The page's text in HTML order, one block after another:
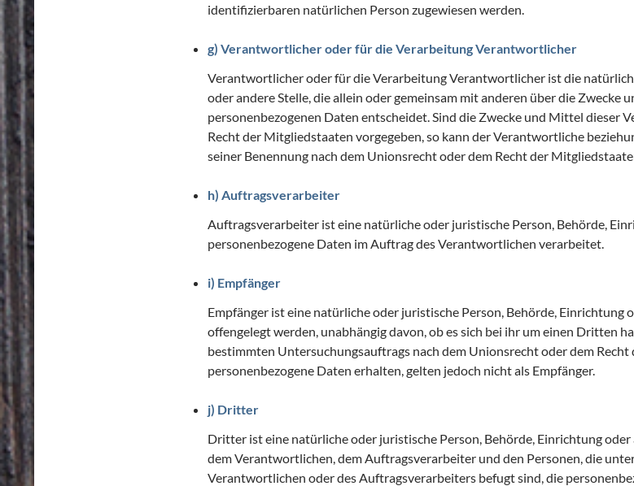
identifizierbaren natürlichen Person zugewiesen werden.
g) Verantwortlicher oder für die Verarbeitung Verantwortlicher
Verantwortlicher oder für die Verarbeitung Verantwortlicher ist die
oder andere Stelle, die allein oder gemeinsam mit anderen über die Zwecke
personenbezogenen Daten entscheidet. Sind die Zwecke und Mittel dieser
Recht der Mitgliedstaaten vorgegeben, so kann der Verantwortliche
seiner Benennung nach dem Unionsrecht oder dem Recht der
h) Auftragsverarbeiter
Auftragsverarbeiter ist eine natürliche oder juristische Person, Behörde,
personenbezogene Daten im Auftrag des Verantwortlichen verarbeitet.
i) Empfänger
Empfänger ist eine natürliche oder juristische Person, Behörde, Einrichtung
offengelegt werden, unabhängig davon, ob es sich bei ihr um einen Dritten
bestimmten Untersuchungsauftrags nach dem Unionsrecht oder dem
personenbezogene Daten erhalten, gelten jedoch nicht als Empfänger.
j) Dritter
Dritter ist eine natürliche oder juristische Person, Behörde, Einrichtung
dem Verantwortlichen, dem Auftragsverarbeiter und den Personen, die
Verantwortlichen oder des Auftragsverarbeiters befugt sind, die